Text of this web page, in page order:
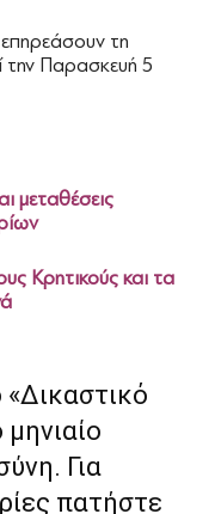
τη
την Παρασκευή 5
μεταθέσεις
Κρητικούς και τα
Για
πατήστε